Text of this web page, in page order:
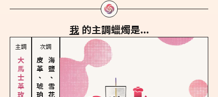
我 的主調蠟燭是...
主調 次調
皮革、琥珀海鹽、雪花